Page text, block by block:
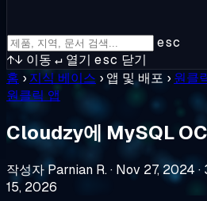
esc
↑↓ 이동 ↵ 열기 esc 닫기
홈 › 지식 베이스 › 앱 및 배포 › 원클
원클릭 앱
Cloudzy에 MySQL
작성자 Parnian R.· Nov 27, 2024 ·
15, 2026